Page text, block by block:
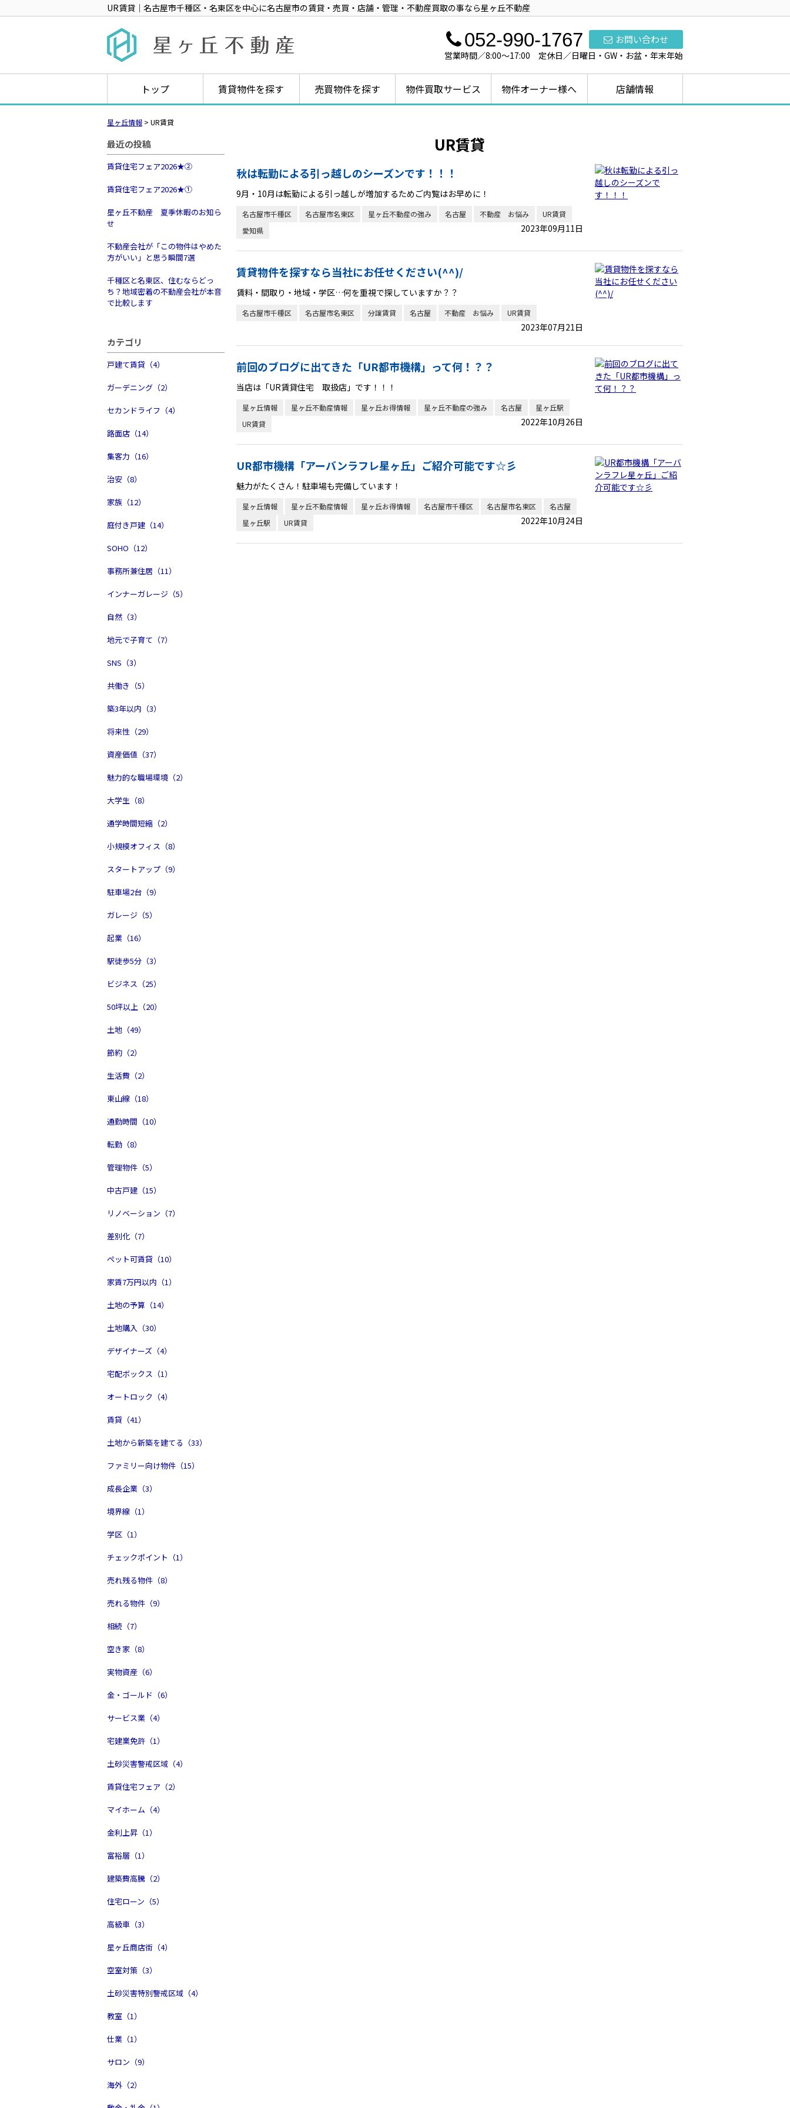
UR賃貸｜名古屋市千種区・名東区を中心に名古屋市の賃貸・売買・店舗・管理・不動産買取の事なら星ヶ丘不動産
お問い合わせ
052-990-1767
営業時間／8:00～17:00 定休日／日曜日・GW・お盆・年末年始
トップ 賃貸物件を探す 売買物件を探す 物件買取サービス 物件オーナー様へ 店舗情報
星ヶ丘情報 > UR賃貸
最近の投稿
賃貸住宅フェア2026★➁
賃貸住宅フェア2026★①
星ヶ丘不動産 夏季休暇のお知ら
せ
不動産会社が「この物件はやめた
方がいい」と思う瞬間7選
千種区と名東区、住むならどっ
ち？地域密着の不動産会社が本音
で比較します
カテゴリ
戸建て賃貸（4）
ガーデニング（2）
セカンドライフ（4）
路面店（14）
集客力（16）
治安（8）
家族（12）
庭付き戸建（14）
SOHO（12）
事務所兼住居（11）
インナーガレージ（5）
自然（3）
地元で子育て（7）
SNS（3）
共働き（5）
築3年以内（3）
将来性（29）
資産価値（37）
魅力的な職場環境（2）
大学生（8）
通学時間短縮（2）
小規模オフィス（8）
スタートアップ（9）
駐車場2台（9）
ガレージ（5）
起業（16）
駅徒歩5分（3）
ビジネス（25）
50坪以上（20）
土地（49）
節約（2）
生活費（2）
東山線（18）
通勤時間（10）
転勤（8）
管理物件（5）
中古戸建（15）
リノベーション（7）
差別化（7）
ペット可賃貸（10）
家賃7万円以内（1）
土地の予算（14）
土地購入（30）
デザイナーズ（4）
宅配ボックス（1）
オートロック（4）
賃貸（41）
土地から新築を建てる（33）
ファミリー向け物件（15）
成長企業（3）
境界線（1）
学区（1）
チェックポイント（1）
売れ残る物件（8）
売れる物件（9）
相続（7）
空き家（8）
実物資産（6）
金・ゴールド（6）
サービス業（4）
宅建業免許（1）
土砂災害警戒区域（4）
賃貸住宅フェア（2）
マイホーム（4）
金利上昇（1）
富裕層（1）
建築費高騰（2）
住宅ローン（5）
高級車（3）
星ヶ丘商店街（4）
空室対策（3）
土砂災害特別警戒区域（4）
教室（1）
仕業（1）
サロン（9）
海外（2）
UR賃貸
秋は転勤による引っ越しのシーズンです！！！
9月・10月は転勤による引っ越しが増加するためご内覧はお早めに！
名古屋市千種区 名古屋市名東区 星ヶ丘不動産の強み 名古屋 不動産 お悩み
UR賃貸
愛知県
2023年09月11日
賃貸物件を探すなら当社にお任せください(^^)/
賃料・間取り・地域・学区…何を重視で探していますか？？
名古屋市千種区 名古屋市名東区 分譲賃貸 名古屋 不動産 お悩み UR賃貸
2023年07月21日
前回のブログに出てきた「UR都市機構」って何！？？
当店は「UR賃貸住宅 取扱店」です！！！
星ヶ丘情報 星ヶ丘不動産情報 星ヶ丘お得情報 星ヶ丘不動産の強み 名古屋
星ヶ丘駅
UR賃貸
2022年10月26日
UR都市機構「アーバンラフレ星ヶ丘」ご紹介可能です☆彡
魅力がたくさん！駐車場も完備しています！
星ヶ丘情報 星ヶ丘不動産情報 星ヶ丘お得情報 名古屋市千種区 名古屋市名東区
名古屋
星ヶ丘駅
UR賃貸 2022年10月24日